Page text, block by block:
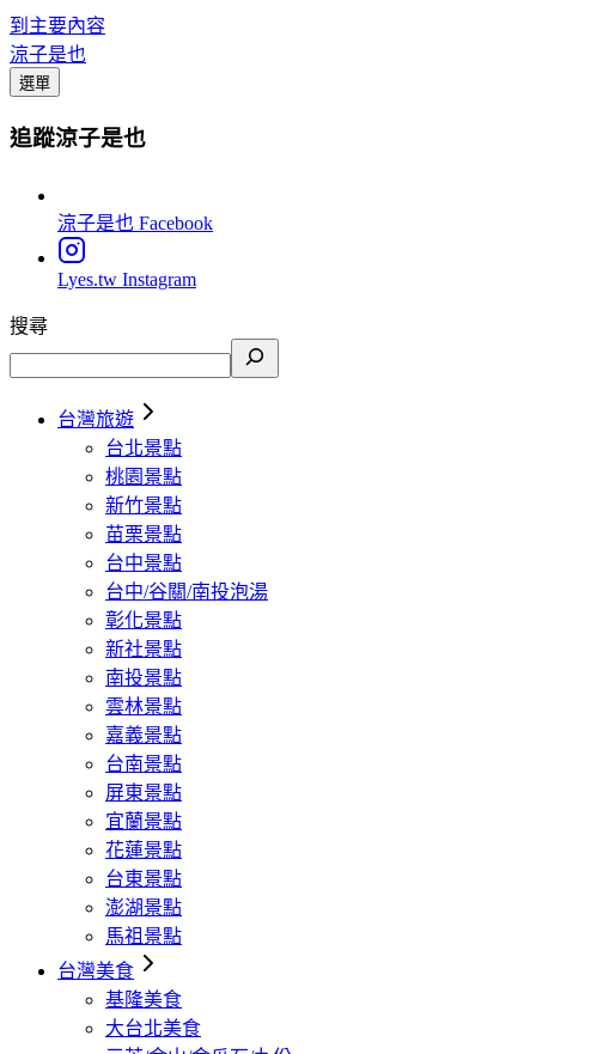
到主要內容
涼子是也
選單
追蹤涼子是也
涼子是也 Facebook
Lyes.tw Instagram
搜尋
台灣旅遊
台北景點
桃園景點
新竹景點
苗栗景點
台中景點
台中/谷關/南投泡湯
彰化景點
新社景點
南投景點
雲林景點
嘉義景點
台南景點
屏東景點
宜蘭景點
花蓮景點
台東景點
澎湖景點
馬祖景點
台灣美食
基隆美食
大台北美食